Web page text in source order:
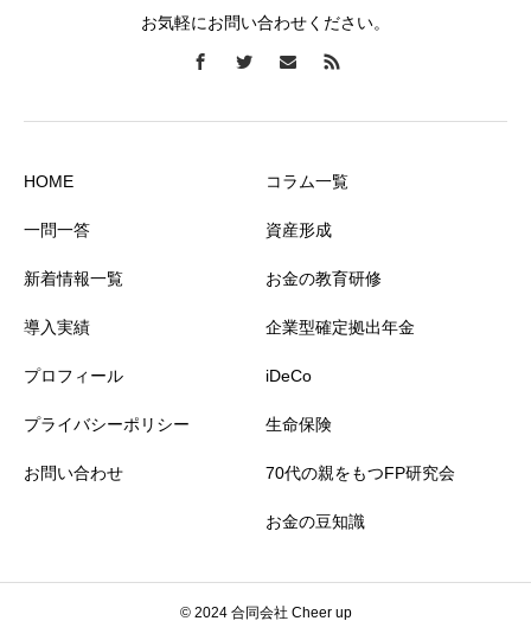
お気軽にお問い合わせください。
HOME
一問一答
新着情報一覧
導入実績
プロフィール
プライバシーポリシー
お問い合わせ
コラム一覧
資産形成
お金の教育研修
企業型確定拠出年金
iDeCo
生命保険
70代の親をもつFP研究会
お金の豆知識
© 2024 合同会社 Cheer up